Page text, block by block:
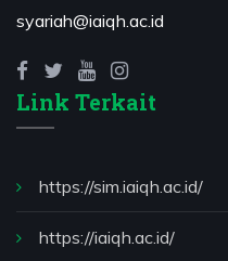
syariah@iaiqh.ac.id
Link Terkait
https://sim.iaiqh.ac.id/
https://iaiqh.ac.id/